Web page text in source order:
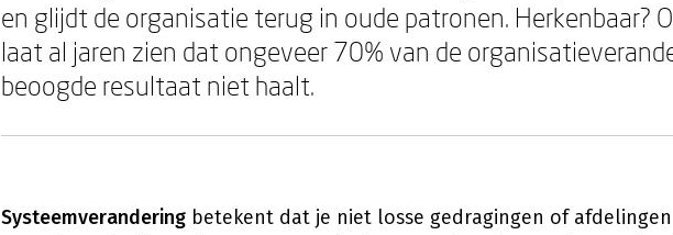
en glijdt de organisatie terug in oude patronen. Herkenbaar?
laat al jaren zien dat ongeveer 70% van de
beoogde resultaat niet haalt.
Systeemverandering betekent dat je niet losse gedragingen of